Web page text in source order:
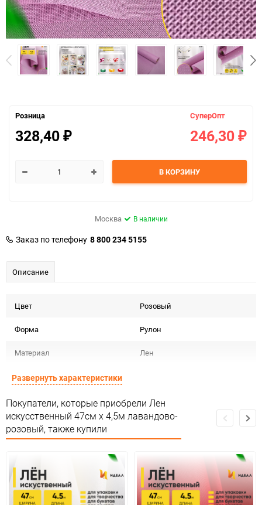
Розница
328,40 ₽
СуперОпт
246,30 ₽
В КОРЗИНУ
Москва В наличии
Заказ по телефону 8 800 234 5155
Описание
Цвет Розовый
Форма Рулон
Материал Лен
Срок годности
Предназначение товара Для декора
Сертификация Не подлежит сертификации
Минимальное количество 1
Количество в коробке 40
Развернуть характеристики
Покупатели, которые приобрели Лен
искусственный 47см х 4,5м лавандово-
розовый, также купили